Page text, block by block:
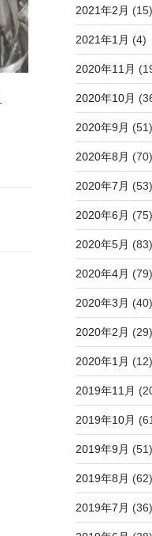
2021年2月 (15)
2021年1月 (4)
2020年11月
2020年10月
2020年9月 (51)
2020年8月 (70)
2020年7月 (53)
2020年6月 (75)
2020年5月 (83)
2020年4月 (79)
2020年3月 (40)
2020年2月 (29)
2020年1月 (12)
2019年11月
2019年10月
2019年9月 (51)
2019年8月 (62)
2019年7月 (36)